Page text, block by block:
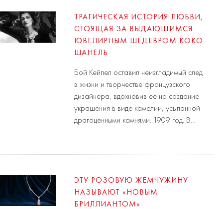
ТРАГИЧЕСКАЯ ИСТОРИЯ ЛЮБВИ,
СТОЯЩАЯ ЗА ВЫДАЮЩИМСЯ
ЮВЕЛИРНЫМ ШЕДЕВРОМ КОКО
ШАНЕЛЬ
Бой Кейпел оставил неизгладимый след
в жизни и творчестве французского
дизайнера, вдохновив ее на создание
украшения в виде камелии, усыпанной
драгоценными камнями. 1909 год. В…
ЭТУ РОЗОВУЮ ЖЕМЧУЖИНУ
НАЗЫВАЮТ «НОВЫМ
БРИЛЛИАНТОМ»